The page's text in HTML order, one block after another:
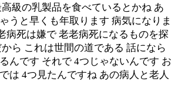
級の乳製品を食べているとかね あ
うと早くも年取ります 病気になりま
病死は嫌で 老老病死になるものを探
ら これは世間の道である 話になら
んです それで 4つじゃないんです お
は 4つ見たんですね あの病人と老人